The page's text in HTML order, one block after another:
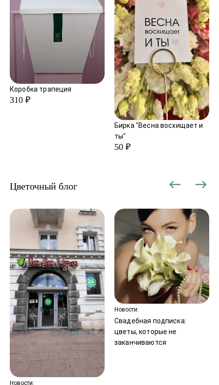
Коробка трапеция
310 ₽
Бирка "Весна восхищает и
ты"
50 ₽
Новости:
Новости:
Свадебная подписка:
цветы, которые не
заканчиваются
Цветочный блог